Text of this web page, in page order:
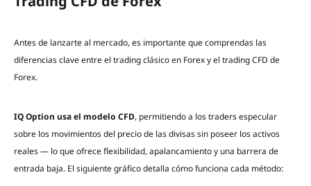
Antes de lanzarte al mercado, es importante que comprendas las
diferencias clave entre el trading clásico en Forex y el trading CFD de
Forex.
IQ Option usa el modelo CFD, permitiendo a los traders especular
sobre los movimientos del precio de las divisas sin poseer los activos
reales — lo que ofrece flexibilidad, apalancamiento y una barrera de
entrada baja. El siguiente gráfico detalla cómo funciona cada método: